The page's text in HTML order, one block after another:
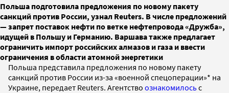
Польша подготовила предложения по новому пакету
санкций против России, узнал Reuters. В числе предложений
— запрет поставок нефти по ветке нефтепровода «Дружба»,
идущей в Польшу и Германию. Варшава также предлагает
ограничить импорт российских алмазов и газа и ввести
ограничения в области атомной энергетики
Польша представила предложения по новому пакету
санкций против России из-за «военной спецоперации»* на
Украине, передает Reuters. Агентство ознакомилосьс